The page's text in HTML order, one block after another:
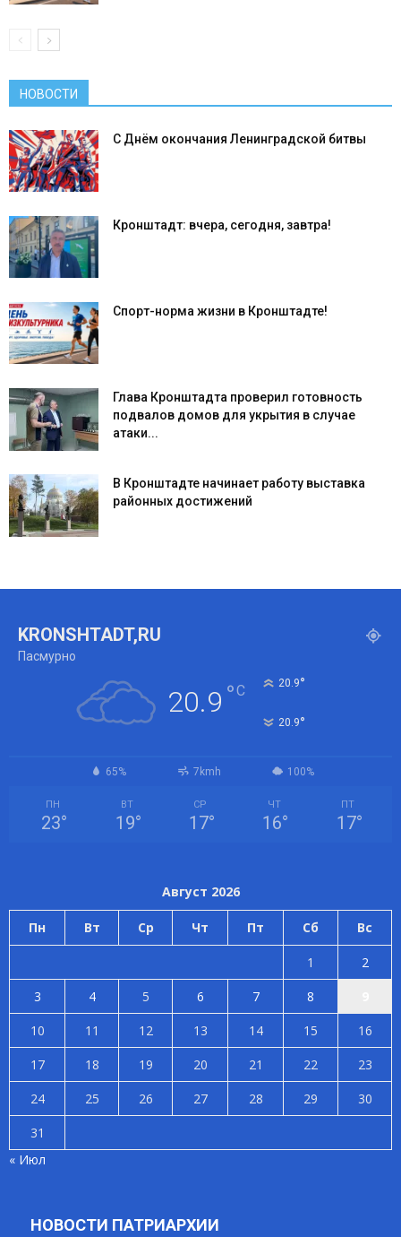
НОВОСТИ
С Днём окончания Ленинградской битвы
Кронштадт: вчера, сегодня, завтра!
Спорт-норма жизни в Кронштадте!
Глава Кронштадта проверил готовность
подвалов домов для укрытия в случае
атаки...
В Кронштадте начинает работу выставка
районных достижений
KRONSHTADT,RU
Пасмурно
20.9 °C 20.9°
20.9°
65% 7kmh 100%
ПН
23°
ВТ
19°
СР
17°
ЧТ
16°
ПТ
17°
Август 2026
Пн Вт Ср Чт Пт Сб Вс
1
2
3
4 5 6 7 8
10
11 12 13 14 15
16
17
18 19 20 21 22
23
24
25 26 27 28 29
30
31
« Июл
НОВОСТИ ПАТРИАРХИИ